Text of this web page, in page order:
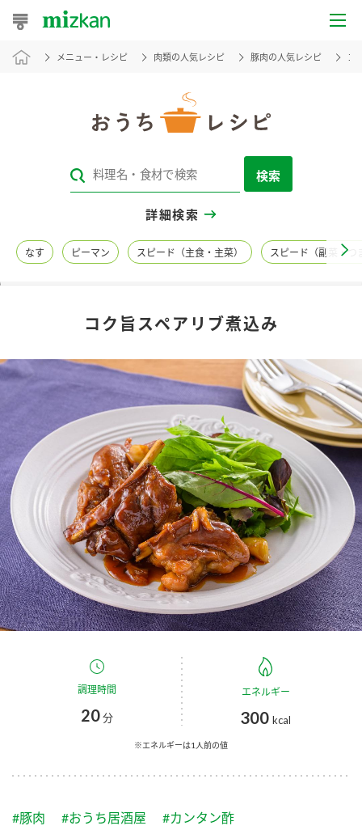
おうちレシピ
レシピカテゴリ一覧
レシピ名特集
商品情報
商品カテゴリ
酢 調味酢
お酢ドリンク ぽん酢
みりん風・料理酒 鍋用調味料
つゆ たれ
スープ 中華
ふりかけ おすしの素
新商品一覧
キャンペーン情報
ブランド・スペシャルサイト
ブランド・スペシャルサイト トップ
商品ブランドサイト
Fibee（ファイビー）
くらしプラ酢
お酢ドリンク
つゆ
企業情報
国内事業概要
企業理念
ミツカンの歴史
ミツカンを知る
環境への取り組み
メニュー・レシピ 肉類の人気レシピ 豚肉の人気レシピ コ
検索
詳細検索
なす ピーマン スピード（主食・主菜） スピード（副菜・つ
コク旨スペアリブ煮込み
調理時間
20分
エネルギー
300 kcal
※エネルギーは1人前の値
#豚肉 #おうち居酒屋 #カンタン酢